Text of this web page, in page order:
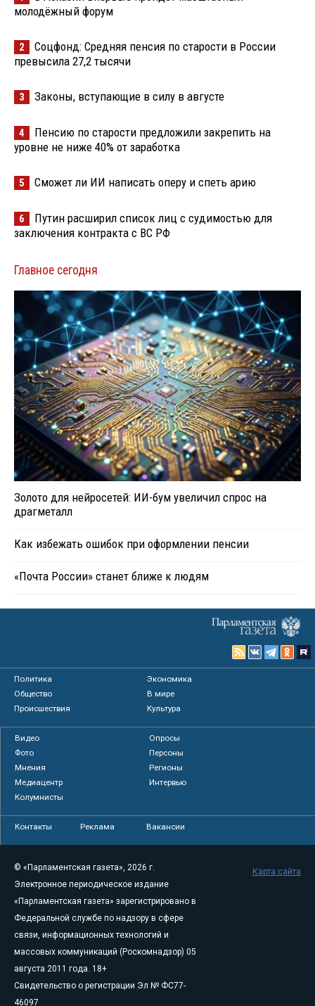
молодёжный форум
2
Соцфонд: Средняя пенсия по старости в России
превысила 27,2 тысячи
3 Законы, вступающие в силу в августе
4
Пенсию по старости предложили закрепить на
уровне не ниже 40% от заработка
5 Сможет ли ИИ написать оперу и спеть арию
6
Путин расширил список лиц с судимостью для
заключения контракта с ВС РФ
Главное сегодня
Золото для нейросетей: ИИ-бум увеличил спрос на
драгметалл
Как избежать ошибок при оформлении пенсии
«Почта России» станет ближе к людям
Политика
Экономика
Общество
В мире
Происшествия
Культура
Видео
Опросы
Фото
Персоны
Мнения
Регионы
Медиацентр
Интервью
Колумнисты
Контакты Реклама Вакансии
© «Парламентская газета», 2026 г.
Электронное периодическое издание
«Парламентская газета» зарегистрировано в
Федеральной службе по надзору в сфере
связи, информационных технологий и
массовых коммуникаций (Роскомнадзор) 05
августа 2011 года. 18+
Свидетельство о регистрации Эл № ФС77-
46097
Карта сайта